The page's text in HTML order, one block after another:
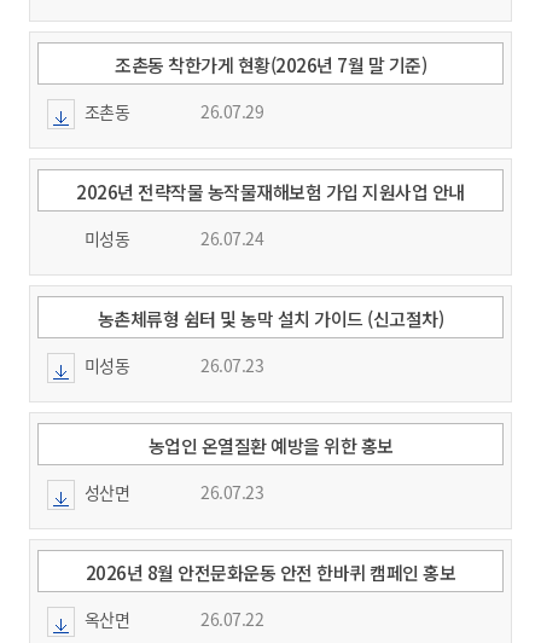
조촌동 착한가게 현황(2026년 7월 말 기준)
조촌동 26.07.29
2026년 전략작물 농작물재해보험 가입 지원사업 안내
미성동 26.07.24
농촌체류형 쉼터 및 농막 설치 가이드 (신고절차)
미성동 26.07.23
농업인 온열질환 예방을 위한 홍보
성산면 26.07.23
2026년 8월 안전문화운동 안전 한바퀴 캠페인 홍보
옥산면 26.07.22